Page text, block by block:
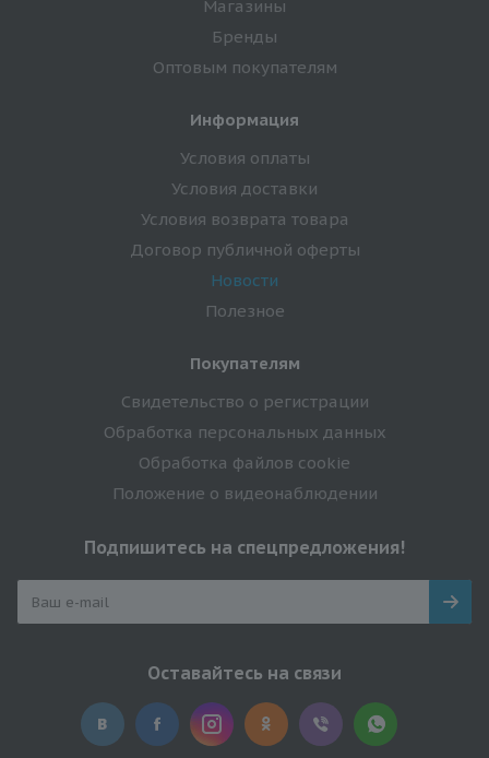
Магазины
Бренды
Оптовым покупателям
Информация
Условия оплаты
Условия доставки
Условия возврата товара
Договор публичной оферты
Новости
Полезное
Покупателям
Свидетельство о регистрации
Обработка персональных данных
Обработка файлов cookie
Положение о видеонаблюдении
Подпишитесь на спецпредложения!
Оставайтесь на связи